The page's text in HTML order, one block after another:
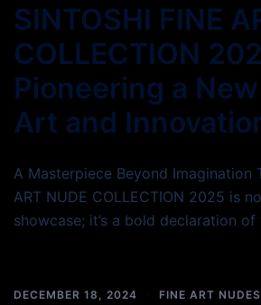
SINTOSHI FINE
COLLECTION
Pioneering a
Art and
A Masterpiece Beyond Imagination
ART NUDE COLLECTION 2025 is
showcase; it’s a bold declaration of
DECEMBER 18, 2024 FINE ART NUDES